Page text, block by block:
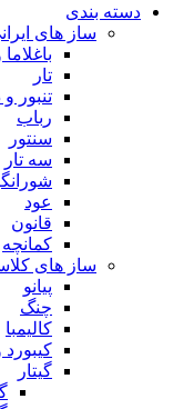
دسته بندی
ساز های
تار
تنبور و
رباب
سنتور
سه تار
عود
قانون
کمانچه
ساز های
پیانو
چنگ
کالیمبا
کیبورد
گیتار